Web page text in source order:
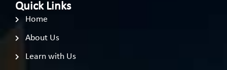
Quick Links
Home
About Us
Learn with Us